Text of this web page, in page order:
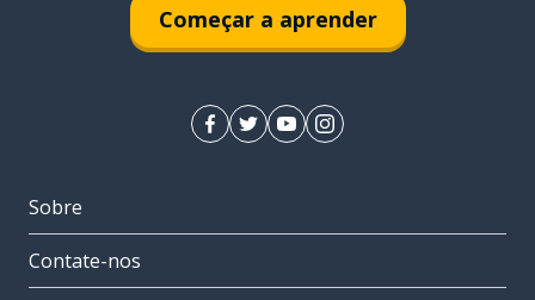
Começar a aprender
Sobre
Contate-nos